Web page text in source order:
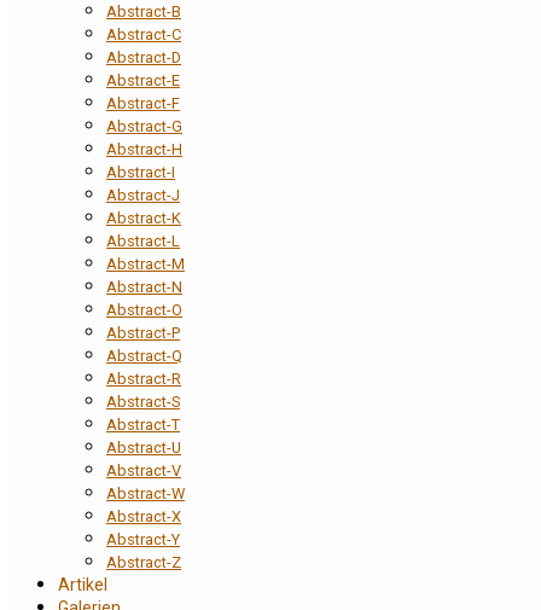
Abstract-B
Abstract-C
Abstract-D
Abstract-E
Abstract-F
Abstract-G
Abstract-H
Abstract-I
Abstract-J
Abstract-K
Abstract-L
Abstract-M
Abstract-N
Abstract-O
Abstract-P
Abstract-Q
Abstract-R
Abstract-S
Abstract-T
Abstract-U
Abstract-V
Abstract-W
Abstract-X
Abstract-Y
Abstract-Z
Artikel